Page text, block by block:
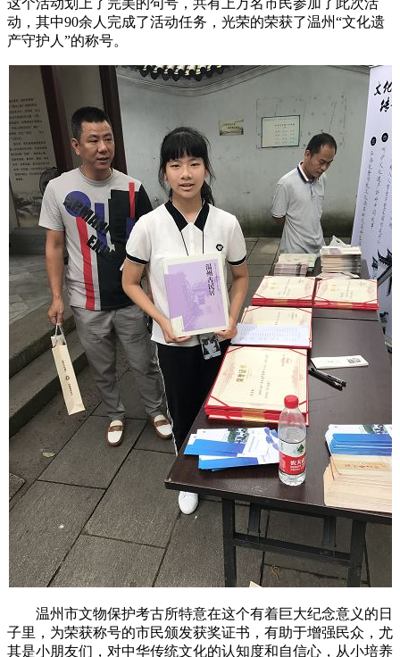
动，其中90余人完成了活动任务，光荣的荣获了温州“文化遗
产守护人”的称号。
温州市文物保护考古所特意在这个有着巨大纪念意义的日
子里，为荣获称号的市民颁发获奖证书，有助于增强民众，尤
其是小朋友们，对中华传统文化的认知度和自信心，从小培养